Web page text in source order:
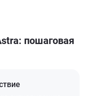
пошаговая